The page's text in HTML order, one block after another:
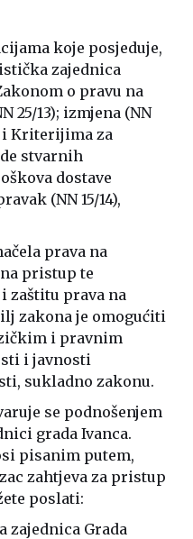
koje posjeduje,
zajednica
o pravu na
25/13); izmjena (NN
Kriterijima za
stvarnih
dostave
(NN 15/14),
prava na
pristup te
zaštitu prava na
zakona je omogućiti
i pravnim
i javnosti
sukladno zakonu.
se podnošenjem
grada Ivanca.
pisanim putem,
zahtjeva za pristup
poslati:
zajednica Grada